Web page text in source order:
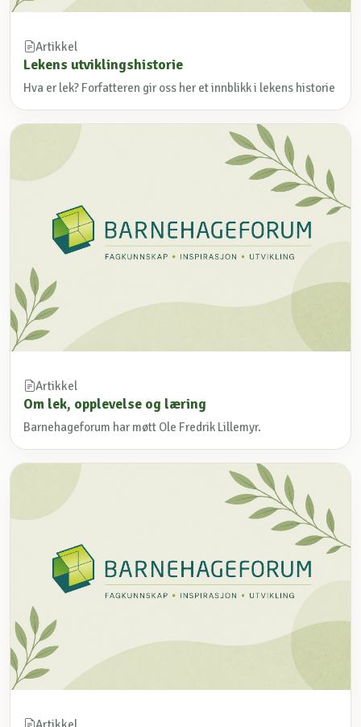
Artikkel
Lekens utviklingshistorie
Hva er lek? Forfatteren gir oss her et innblikk i lekens historie
Artikkel
Om lek, opplevelse og læring
Barnehageforum har møtt Ole Fredrik Lillemyr.